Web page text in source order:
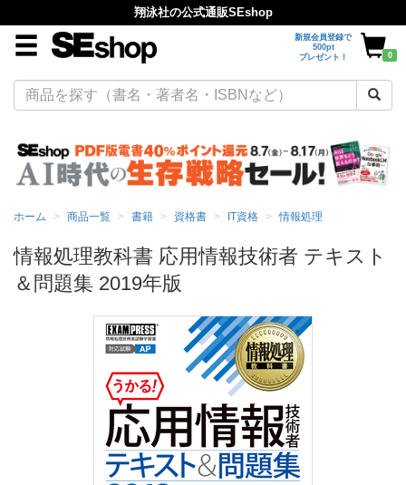
翔泳社の公式通販SEshop
新規会員登録で
500pt
プレゼント！
0
ホーム 商品一覧 書籍 資格書 IT資格 情報処理
情報処理教科書 応用情報技術者 テキスト
＆問題集 2019年版